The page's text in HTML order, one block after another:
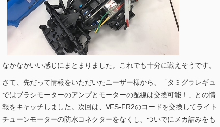
なかなかいい感じにまとまりました。これでも十分に戦えそうです。
さて、先だって情報をいただいたユーザー様から、「タミグラレギュ
ではブラシモーターのアンプとモーターの配線は交換可能！」との情
報をキャッチしました。次回は、VFS-FR2のコードを交換してライト
チューンモーターの防水コネクターをなくし、ついでにメカ詰みをも